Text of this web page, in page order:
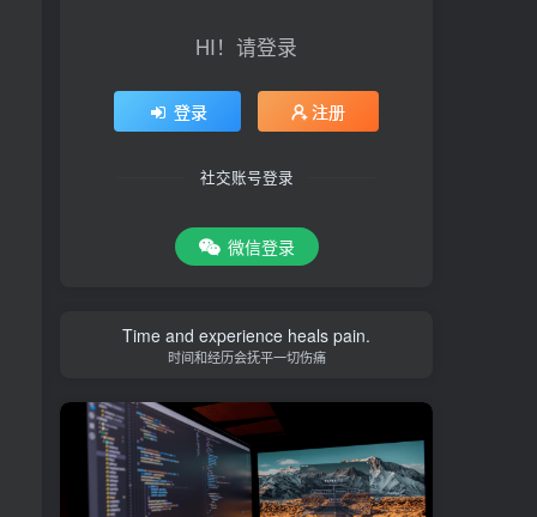
HI！请登录
登录 注册
社交账号登录
微信登录
Time and experience heals pain.
时间和经历会抚平一切伤痛